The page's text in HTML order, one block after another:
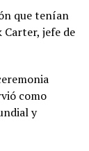
que tenían
jefe de
como
y